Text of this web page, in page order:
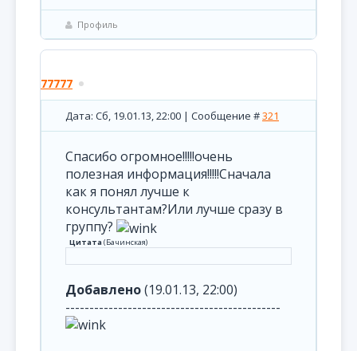
Профиль
77777
Дата: Сб, 19.01.13, 22:00 | Сообщение #321
Спасибо огромное!!!!!очень
полезная информация!!!!!Сначала
как я понял лучше к
консультантам?Или лучше сразу в
группу?
Цитата(Бачинская)
Добавлено(19.01.13, 22:00)
---------------------------------------------